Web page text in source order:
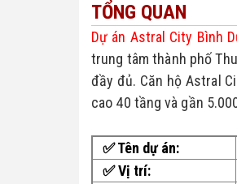
TỔNG QUAN
Dự án Astral City Bình
trung tâm thành phố
đầy đủ. Căn hộ Astral
cao 40 tầng và gần
✅ Tên dự án:
✅Vị trí: